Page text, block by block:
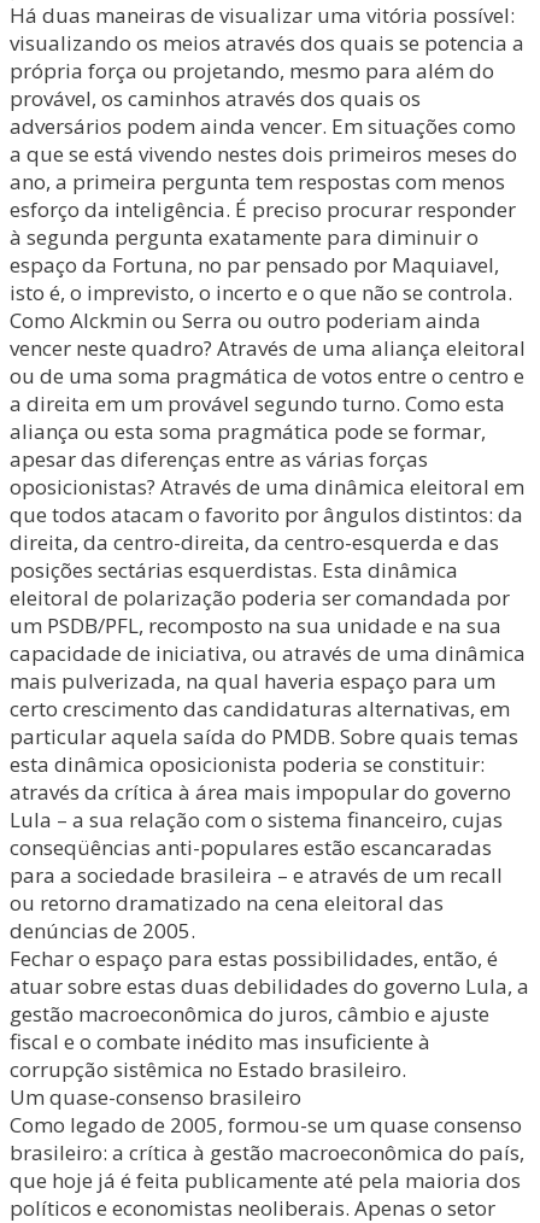
Há duas maneiras de visualizar uma vitória possível:
visualizando os meios através dos quais se potencia a
própria força ou projetando, mesmo para além do
provável, os caminhos através dos quais os
adversários podem ainda vencer. Em situações como
a que se está vivendo nestes dois primeiros meses do
ano, a primeira pergunta tem respostas com menos
esforço da inteligência. É preciso procurar responder
à segunda pergunta exatamente para diminuir o
espaço da Fortuna, no par pensado por Maquiavel,
isto é, o imprevisto, o incerto e o que não se controla.
Como Alckmin ou Serra ou outro poderiam ainda
vencer neste quadro? Através de uma aliança eleitoral
ou de uma soma pragmática de votos entre o centro e
a direita em um provável segundo turno. Como esta
aliança ou esta soma pragmática pode se formar,
apesar das diferenças entre as várias forças
oposicionistas? Através de uma dinâmica eleitoral em
que todos atacam o favorito por ângulos distintos: da
direita, da centro-direita, da centro-esquerda e das
posições sectárias esquerdistas. Esta dinâmica
eleitoral de polarização poderia ser comandada por
um PSDB/PFL, recomposto na sua unidade e na sua
capacidade de iniciativa, ou através de uma dinâmica
mais pulverizada, na qual haveria espaço para um
certo crescimento das candidaturas alternativas, em
particular aquela saída do PMDB. Sobre quais temas
esta dinâmica oposicionista poderia se constituir:
através da crítica à área mais impopular do governo
Lula – a sua relação com o sistema financeiro, cujas
conseqüências anti-populares estão escancaradas
para a sociedade brasileira – e através de um recall
ou retorno dramatizado na cena eleitoral das
denúncias de 2005.
Fechar o espaço para estas possibilidades, então, é
atuar sobre estas duas debilidades do governo Lula, a
gestão macroeconômica do juros, câmbio e ajuste
fiscal e o combate inédito mas insuficiente à
corrupção sistêmica no Estado brasileiro.
Um quase-consenso brasileiro
Como legado de 2005, formou-se um quase consenso
brasileiro: a crítica à gestão macroeconômica do país,
que hoje já é feita publicamente até pela maioria dos
políticos e economistas neoliberais. Apenas o setor